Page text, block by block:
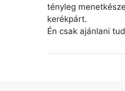
tényleg
kerékpárt.
Én csak ajánlani